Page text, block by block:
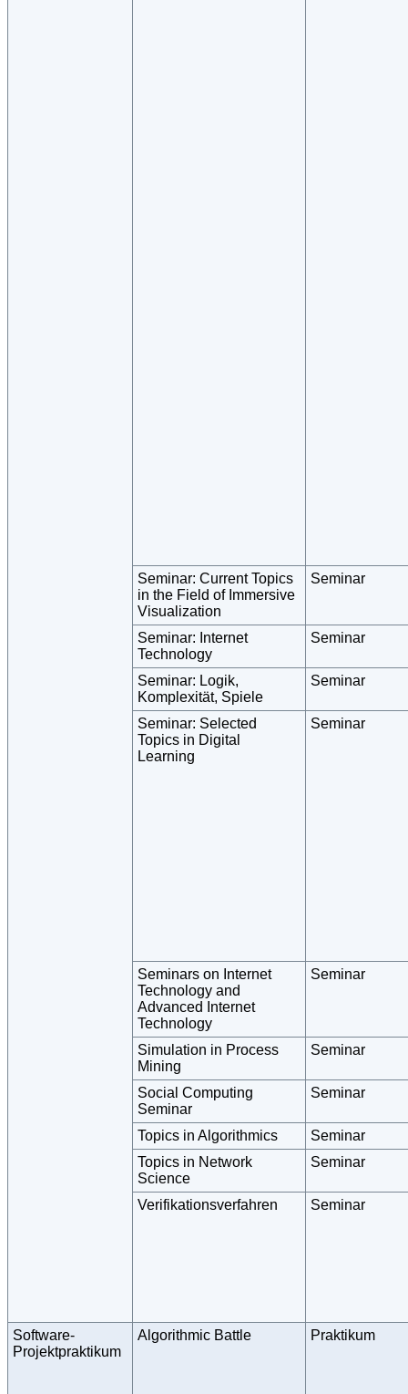
Seminar: Current Topics
in the Field of Immersive
Visualization
Seminar
Seminar: Internet
Technology
Seminar
Seminar: Logik,
Komplexität, Spiele
Seminar
Seminar: Selected
Topics in Digital
Learning
Seminar
Seminars on Internet
Technology and
Advanced Internet
Technology
Seminar
Simulation in Process
Mining
Seminar
Social Computing
Seminar
Seminar
Topics in Algorithmics
Seminar
Topics in Network
Science
Seminar
Verifikationsverfahren Seminar
Software-
Projektpraktikum
Algorithmic Battle Praktikum